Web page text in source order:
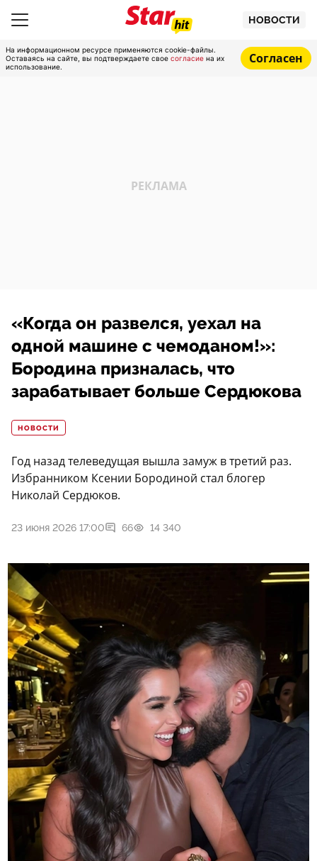
НОВОСТИ
На информационном ресурсе применяются cookie-файлы.
Оставаясь на сайте, вы подтверждаете свое согласие на их
использование.
Согласен
«Когда он развелся, уехал на
одной машине с чемоданом!»:
Бородина призналась, что
зарабатывает больше Сердюкова
НОВОСТИ
Год назад телеведущая вышла замуж в третий раз.
Избранником Ксении Бородиной стал блогер
Николай Сердюков.
23 июня 2026 17:00 66 14 340